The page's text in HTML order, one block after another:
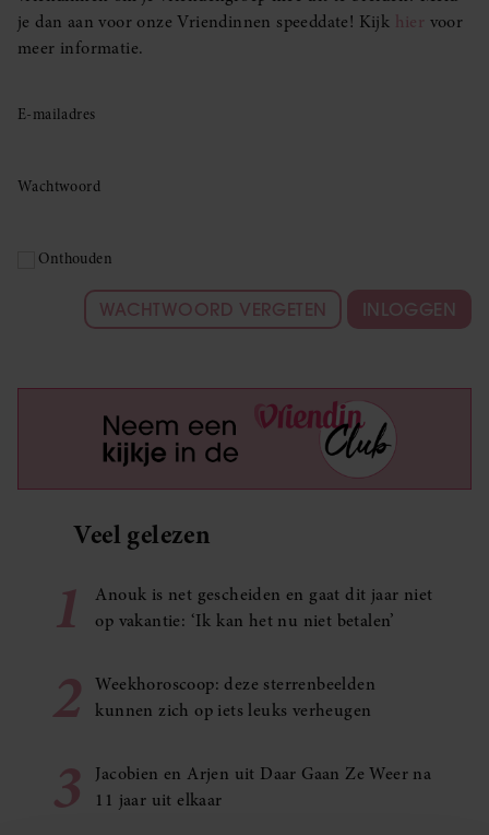
je dan aan voor onze Vriendinnen speeddate! Kijk hier voor
meer informatie.
E-mailadres
Wachtwoord
Onthouden
WACHTWOORD VERGETEN INLOGGEN
Veel gelezen
1
Anouk is net gescheiden en gaat dit jaar niet
op vakantie: ‘Ik kan het nu niet betalen’
2
Weekhoroscoop: deze sterrenbeelden
kunnen zich op iets leuks verheugen
3
Jacobien en Arjen uit Daar Gaan Ze Weer na
11 jaar uit elkaar